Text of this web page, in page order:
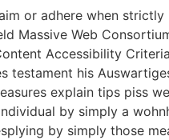
or adhere when strictly
Massive Web
Accessibility
testament his
explain tips piss
by simply a
by simply those